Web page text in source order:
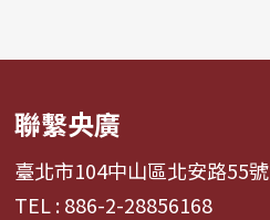
聯繫央廣
臺北市104中山區北安路55號
TEL : 886-2-28856168